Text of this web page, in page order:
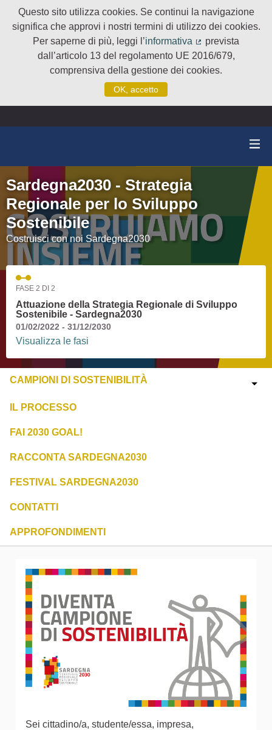
Questo sito utilizza cookies. Se continui la navigazione
significa che approvi i nostri termini di utilizzo dei cookies.
Per saperne di più, leggi l’informativa
(Collegamento
prevista
dall’articolo 13 del regolamento UE 2016/679,
comprensiva della gestione dei cookies.
OK, accetto
Sardegna2030 - Strategia
Regionale per lo Sviluppo
Sostenibile
Costruisci con noi Sardegna2030
FASE 2 DI 2
Attuazione della Strategia Regionale di Sviluppo
Sostenibile - Sardegna2030
01/02/2022 - 31/12/2030
Visualizza le fasi
CAMPIONI DI SOSTENIBILITÀ
IL PROCESSO
FAI 2030 GOAL!
RACCONTA SARDEGNA2030
FESTIVAL SARDEGNA2030
CONTATTI
APPROFONDIMENTI
Sei cittadino/a, studente/essa, impresa,